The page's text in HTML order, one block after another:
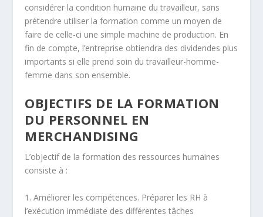
considérer la condition humaine du travailleur, sans
prétendre utiliser la formation comme un moyen de
faire de celle-ci une simple machine de production. En
fin de compte, l’entreprise obtiendra des dividendes plus
importants si elle prend soin du travailleur-homme-
femme dans son ensemble.
OBJECTIFS DE LA FORMATION
DU PERSONNEL EN
MERCHANDISING
L’objectif de la formation des ressources humaines
consiste à :
1. Améliorer les compétences. Préparer les RH à
l’exécution immédiate des différentes tâches